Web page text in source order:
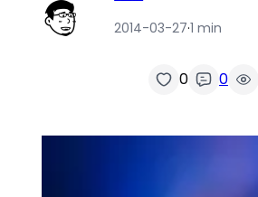
2014-03-27·1 min
0 0